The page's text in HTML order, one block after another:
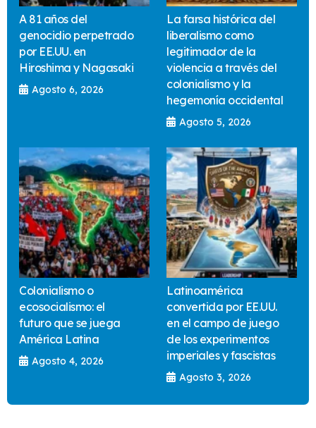
A 81 años del
genocidio perpetrado
por EE.UU. en
Hiroshima y Nagasaki
Agosto 6, 2026
La farsa histórica del
liberalismo como
legitimador de la
violencia a través del
colonialismo y la
hegemonía occidental
Agosto 5, 2026
Colonialismo o
ecosocialismo: el
futuro que se juega
América Latina
Agosto 4, 2026
Latinoamérica
convertida por EE.UU.
en el campo de juego
de los experimentos
imperiales y fascistas
Agosto 3, 2026